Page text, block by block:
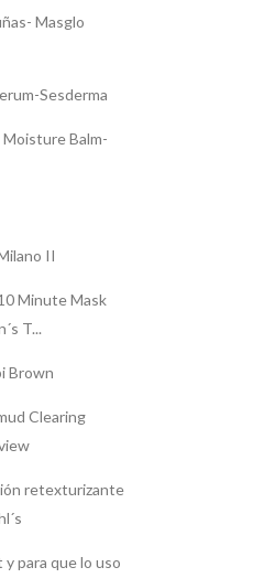
Masglo
Sesderma
Balm-
II
Minute Mask
T...
Brown
Clearing
retexturizante
para que lo uso